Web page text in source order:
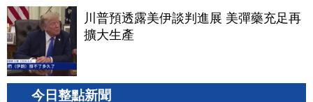
川普預透露美伊談判進展 美彈藥充足再
擴大生產
今日整點新聞